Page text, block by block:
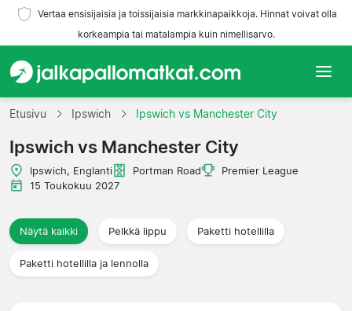
Vertaa ensisijaisia ja toissijaisia markkinapaikkoja. Hinnat voivat olla
korkeampia tai matalampia kuin nimellisarvo.
Etusivu
Joukkueet
Liigat
Matkatoimistoja
Etusivu Ipswich Ipswich vs Manchester City
Ipswich vs Manchester City
Ipswich, Englanti Portman Road
Premier League
15 Toukokuu 2027
Näytä kaikki Pelkkä lippu Paketti hotellilla
Paketti hotellilla ja lennolla